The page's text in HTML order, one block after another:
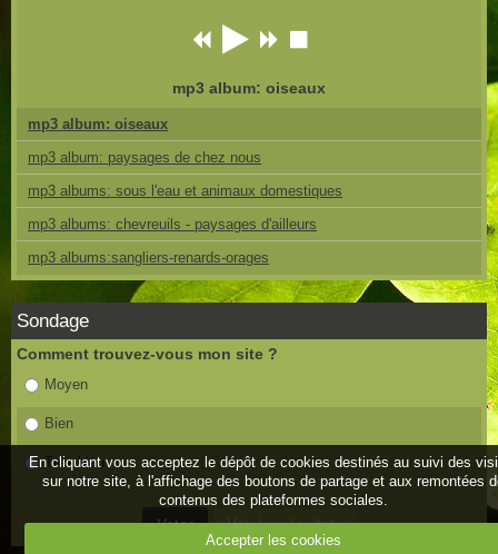
mp3 album: oiseaux
mp3 album: oiseaux
mp3 album: paysages de chez nous
mp3 albums: sous l'eau et animaux domestiques
mp3 albums: chevreuils - paysages d'ailleurs
mp3 albums:sangliers-renards-orages
Sondage
Comment trouvez-vous mon site ?
Moyen
Bien
Très bien
En cliquant vous acceptez le dépôt de cookies destinés au suivi des
sur notre site, à l'affichage des boutons de partage et aux remontées
contenus des plateformes sociales.
Accepter les cookies